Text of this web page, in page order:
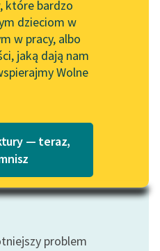
OAI-PMH
Widget Wolnych Lektur
Przypisy
Katalog w formacie PDF
które bardzo
dzieciom w
w pracy, albo
jaką dają nam
Wolne
— teraz,
naturalizmu do
modernistycznego
indywidualizmu.
Naturalistyczno-
Czytaj więcej
problem